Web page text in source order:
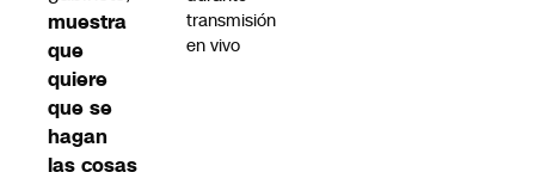
muestra
que
quiere
que se
hagan
las cosas
transmisión
en vivo